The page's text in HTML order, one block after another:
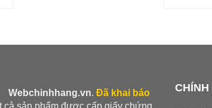
Webchinhhang.vn. Đã khai báo
cả sản phẩm được cấp giấy chứng
CHÍNH